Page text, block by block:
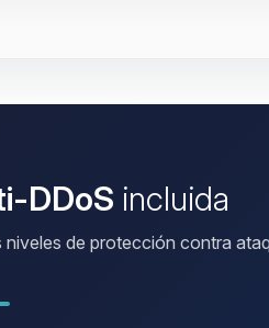
DDoS incluida
de protección contra